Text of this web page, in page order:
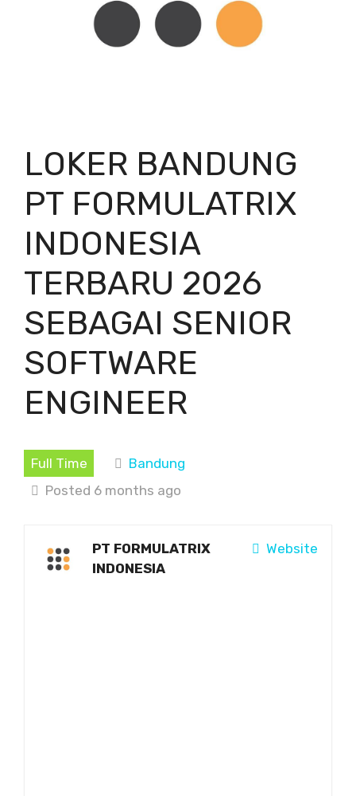
LOKER BANDUNG
PT FORMULATRIX
INDONESIA
TERBARU 2026
SEBAGAI SENIOR
SOFTWARE
ENGINEER
Full Time
Bandung
Posted 6 months ago
Website
PT FORMULATRIX
INDONESIA